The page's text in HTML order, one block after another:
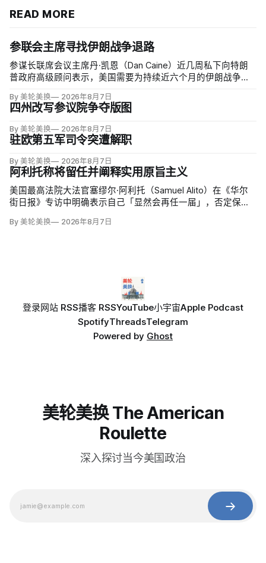
READ MORE
参联会主席寻找伊朗战争退路
参谋长联席会议主席丹·凯恩（Dan Caine）近几周私下向特朗
普政府高级顾问表示，美国需要为持续近六个月的伊朗战争寻
兰接受特朗普设定的目标。
By 美轮美换 2026年8月7日
四州改写参议院争夺版图
By 美轮美换 2026年8月7日
驻欧第五军司令突遭解职
By 美轮美换 2026年8月7日
阿利托称将留任并阐释实用原旨主义
美国最高法院大法官塞缪尔·阿利托（Samuel Alito）在《华尔
街日报》专访中明确表示自己「显然会再任一届」，否定保守
者的呼声。76岁的阿利托称这类催退提醒他生命有限，却也暗
By 美轮美换 2026年8月7日
登录网站 RSS播客 RSSYouTube小宇宙Apple Podcast
SpotifyThreadsTelegram
Powered by Ghost
美轮美换 The American
Roulette
深入探讨当今美国政治